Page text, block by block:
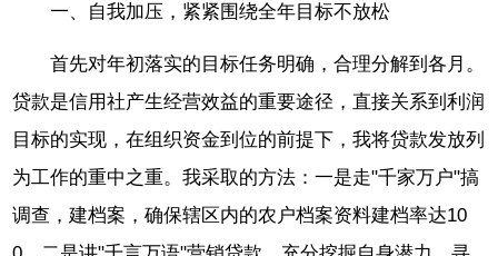
一、自我加压，紧紧围绕全年目标不放松
首先对年初落实的目标任务明确，合理分解到各月。
贷款是信用社产生经营效益的重要途径，直接关系到利润
目标的实现，在组织资金到位的前提下，我将贷款发放列
为工作的重中之重。我采取的方法：一是走"千家万户"搞
调查，建档案，确保辖区内的农户档案资料建档率达10